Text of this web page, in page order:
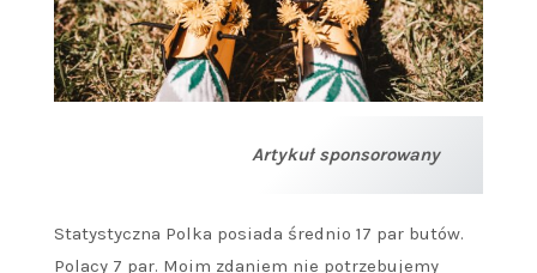
Artykuł sponsorowany
Statystyczna Polka posiada średnio 17 par butów.
Polacy 7 par. Moim zdaniem nie potrzebujemy